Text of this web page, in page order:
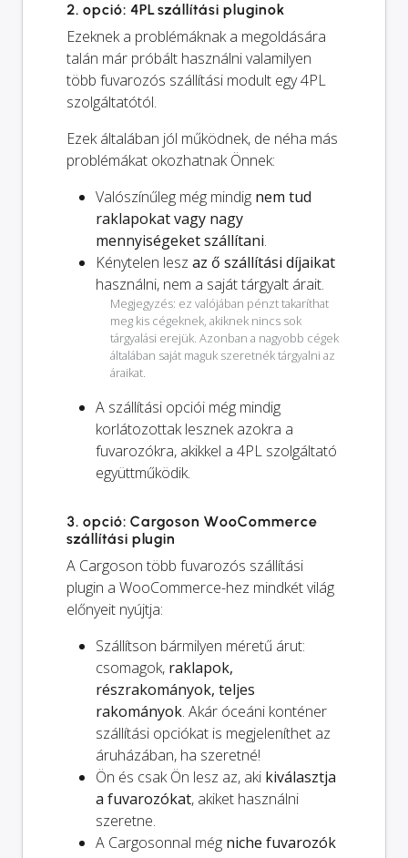
2. opció: 4PL szállítási pluginok
Ezeknek a problémáknak a megoldására
talán már próbált használni valamilyen
több fuvarozós szállítási modult egy 4PL
szolgáltatótól.
Ezek általában jól működnek, de néha más
problémákat okozhatnak Önnek:
Valószínűleg még mindig nem tud
raklapokat vagy nagy
mennyiségeket szállítani.
Kénytelen lesz az ő szállítási díjaikat
használni, nem a saját tárgyalt árait.
Megjegyzés: ez valójában pénzt takaríthat
meg kis cégeknek, akiknek nincs sok
tárgyalási erejük. Azonban a nagyobb cégek
általában saját maguk szeretnék tárgyalni az
áraikat.
A szállítási opciói még mindig
korlátozottak lesznek azokra a
fuvarozókra, akikkel a 4PL szolgáltató
együttműködik.
3. opció: Cargoson WooCommerce
szállítási plugin
A Cargoson több fuvarozós szállítási
plugin a WooCommerce-hez mindkét világ
előnyeit nyújtja:
Szállítson bármilyen méretű árut:
csomagok, raklapok,
részrakományok, teljes
rakományok. Akár óceáni konténer
szállítási opciókat is megjeleníthet az
áruházában, ha szeretné!
Ön és csakÖn lesz az, aki kiválasztja
a fuvarozókat, akiket használni
szeretne.
A Cargosonnal még niche fuvarozók